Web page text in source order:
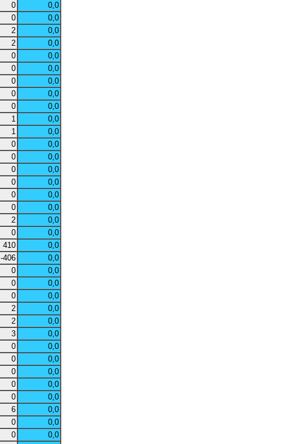
0
0,0
0
0,0
2
0,0
2
0,0
0
0,0
0
0,0
0
0,0
0
0,0
0
0,0
1
0,0
1
0,0
0
0,0
0
0,0
0
0,0
0
0,0
0
0,0
0
0,0
2
0,0
0
0,0
410
0,0
-406
0,0
0
0,0
0
0,0
0
0,0
2
0,0
2
0,0
3
0,0
0
0,0
0
0,0
0
0,0
0
0,0
0
0,0
6
0,0
0
0,0
0
0,0